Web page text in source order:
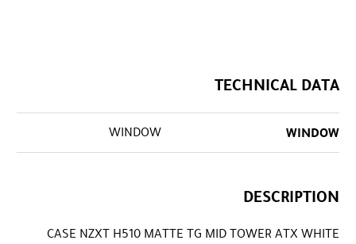
TECHNICAL DATA
WINDOW
WINDOW
DESCRIPTION
CASE NZXT H510 MATTE TG MID TOWER ATX WHITE